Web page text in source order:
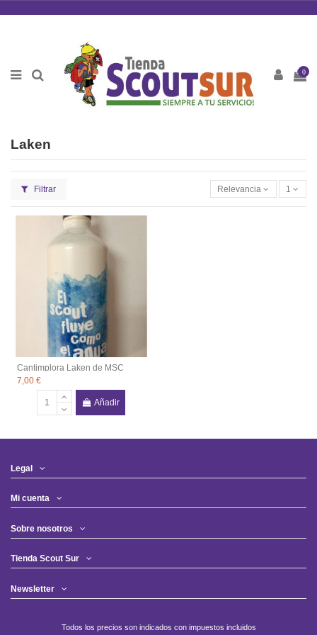
0
Laken
Filtrar Relevancia 1
Cantimplora Laken de MSC
7,00 €
Añadir
Legal
Mi cuenta
Sobre nosotros
Tienda Scout Sur
Newsletter
Todos los precios son indicados con impuestos incluidos